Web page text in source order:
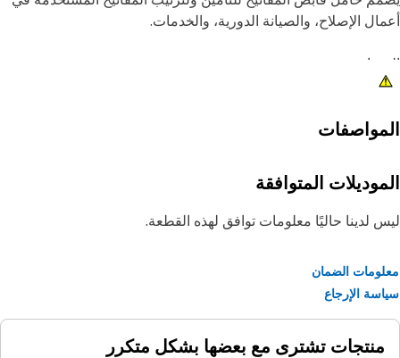
الإصلاح، والصيانة الدورية، والخدمات.
من 11 مفتاحًا من الأحجام 3/8 بوصة إلى 1 بوصة
المتوافقة
لدينا حاليًا معلومات توافق لهذه القطعة.
الضمان
الإرجاع
منتجات تشترى مع بعضها بشكل متكرر